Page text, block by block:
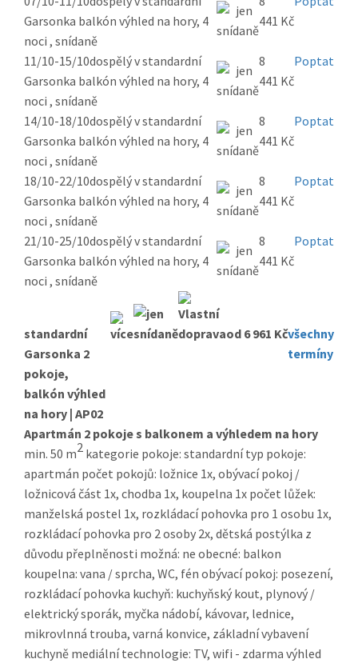
Garsonka balkón výhled na hory, 4
noci , snídaně
441 Kč
11/10-15/10dospělý v standardní
Garsonka balkón výhled na hory, 4
noci , snídaně
8
441 Kč
Poptat
14/10-18/10dospělý v standardní
Garsonka balkón výhled na hory, 4
noci , snídaně
8
441 Kč
Poptat
18/10-22/10dospělý v standardní
Garsonka balkón výhled na hory, 4
noci , snídaně
8
441 Kč
Poptat
21/10-25/10dospělý v standardní
Garsonka balkón výhled na hory, 4
noci , snídaně
8
441 Kč
Poptat
standardní
Garsonka 2
pokoje,
balkón výhled
na hory | AP02
od 6 961 Kčvšechny
termíny
Apartmán 2 pokoje s balkonem a výhledem na hory
min. 50 m2 kategorie pokoje: standardní typ pokoje:
apartmán počet pokojů: ložnice 1x, obývací pokoj /
ložnicová část 1x, chodba 1x, koupelna 1x počet lůžek:
manželská postel 1x, rozkládací pohovka pro 1 osobu 1x,
rozkládací pohovka pro 2 osoby 2x, dětská postýlka z
důvodu přeplněnosti možná: ne obecné: balkon
koupelna: vana / sprcha, WC, fén obývací pokoj: posezení,
rozkládací pohovka kuchyň: kuchyňský kout, plynový /
elektrický sporák, myčka nádobí, kávovar, lednice,
mikrovlnná trouba, varná konvice, základní vybavení
kuchyně mediální technologie: TV, wifi - zdarma výhled